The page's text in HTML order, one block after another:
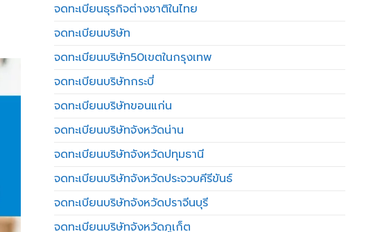
จดทะเบียนธุรกิจต่างชาติในไทย
จดทะเบียนบริษัท
จดทะเบียนบริษัท50เขตในกรุงเทพ
จดทะเบียนบริษัทกระบี่
จดทะเบียนบริษัทขอนแก่น
จดทะเบียนบริษัทจังหวัดน่าน
จดทะเบียนบริษัทจังหวัดปทุมธานี
จดทะเบียนบริษัทจังหวัดประจวบคีรีขันธ์
จดทะเบียนบริษัทจังหวัดปราจีนบุรี
จดทะเบียนบริษัทจังหวัดภูเก็ต